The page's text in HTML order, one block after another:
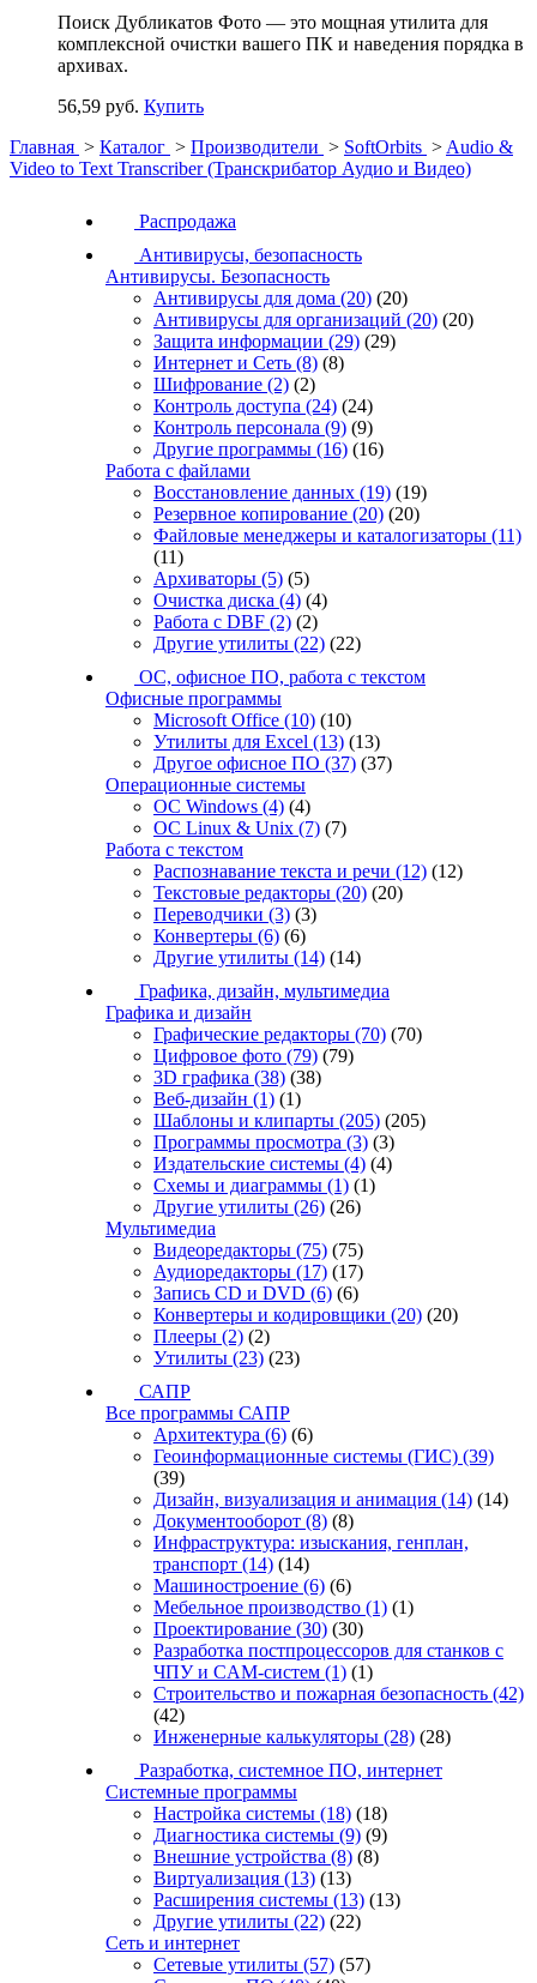
Поиск Дубликатов Фото — это мощная утилита для
комплексной очистки вашего ПК и наведения порядка в
архивах.
56,59 руб. Купить
Главная > Каталог > Производители > SoftOrbits > Audio &
Video to Text Transcriber (Транскрибатор Аудио и Видео)
Распродажа
Антивирусы, безопасность
Антивирусы. Безопасность
Антивирусы для дома (20) (20)
Антивирусы для организаций (20) (20)
Защита информации (29) (29)
Интернет и Сеть (8) (8)
Шифрование (2) (2)
Контроль доступа (24) (24)
Контроль персонала (9) (9)
Другие программы (16) (16)
Работа с файлами
Восстановление данных (19) (19)
Резервное копирование (20) (20)
Файловые менеджеры и каталогизаторы (11)
(11)
Архиваторы (5) (5)
Очистка диска (4) (4)
Работа с DBF (2) (2)
Другие утилиты (22) (22)
ОС, офисное ПО, работа с текстом
Офисные программы
Microsoft Office (10) (10)
Утилиты для Excel (13) (13)
Другое офисное ПО (37) (37)
Операционные системы
ОС Windows (4) (4)
ОС Linux & Unix (7) (7)
Работа с текстом
Распознавание текста и речи (12) (12)
Текстовые редакторы (20) (20)
Переводчики (3) (3)
Конвертеры (6) (6)
Другие утилиты (14) (14)
Графика, дизайн, мультимедиа
Графика и дизайн
Графические редакторы (70) (70)
Цифровое фото (79) (79)
3D графика (38) (38)
Веб-дизайн (1) (1)
Шаблоны и клипарты (205) (205)
Программы просмотра (3) (3)
Издательские системы (4) (4)
Схемы и диаграммы (1) (1)
Другие утилиты (26) (26)
Мультимедиа
Видеоредакторы (75) (75)
Аудиоредакторы (17) (17)
Запись CD и DVD (6) (6)
Конвертеры и кодировщики (20) (20)
Плееры (2) (2)
Утилиты (23) (23)
САПР
Все программы САПР
Архитектура (6) (6)
Геоинформационные системы (ГИС) (39)
(39)
Дизайн, визуализация и анимация (14) (14)
Документооборот (8) (8)
Инфраструктура: изыскания, генплан,
транспорт (14) (14)
Машиностроение (6) (6)
Мебельное производство (1) (1)
Проектирование (30) (30)
Разработка постпроцессоров для станков с
ЧПУ и CAM-систем (1) (1)
Строительство и пожарная безопасность (42)
(42)
Инженерные калькуляторы (28) (28)
Разработка, системное ПО, интернет
Системные программы
Настройка системы (18) (18)
Диагностика системы (9) (9)
Внешние устройства (8) (8)
Виртуализация (13) (13)
Расширения системы (13) (13)
Другие утилиты (22) (22)
Сеть и интернет
Сетевые утилиты (57) (57)